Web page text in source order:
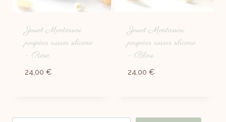
Jouet Montessori
poupées russes silicone
– Rose
24,00 €
Jouet Montessori
poupées russes silicone
– Bleu
24,00 €